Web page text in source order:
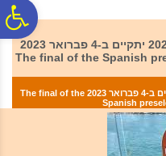
גמר קדם הספרדי לתחרות אירווזיון 2023 יתקיים ב-4 פברואר 2023
The final of the Spanish
גמר קדם הספרדי לתחרות אירווזיון 2023 יתקיים ב-4 פברואר 2023 The final of the
Spanish